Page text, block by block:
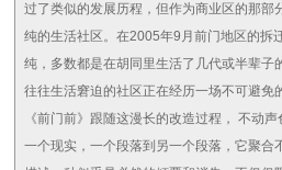
过了类似的发展历程，但作为商业区的那
纯的生活社区。在2005年9月前门地区的拆
纯，多数都是在胡同里生活了几代或半辈子
往往生活窘迫的社区正在经历一场不可避免
《前门前》跟随这漫长的改造过程， 不动
一个现实，一个段落到另一个段落，它聚